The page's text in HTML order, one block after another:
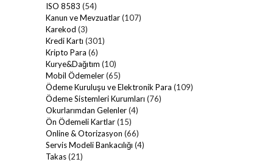
ISO 8583 (54)
Kanun ve Mevzuatlar(107)
Karekod (3)
Kredi Kartı (301)
Kripto Para (6)
Kurye&Dağıtım (10)
Mobil Ödemeler(65)
Ödeme Kuruluşu ve Elektronik Para (109)
Ödeme Sistemleri Kurumları (76)
Okurlarımdan Gelenler(4)
Ön Ödemeli Kartlar(15)
Online & Otorizasyon (66)
Servis Modeli Bankacılığı (4)
Takas(21)